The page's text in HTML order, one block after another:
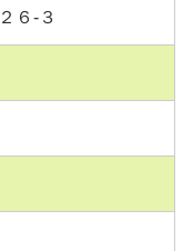
６-３